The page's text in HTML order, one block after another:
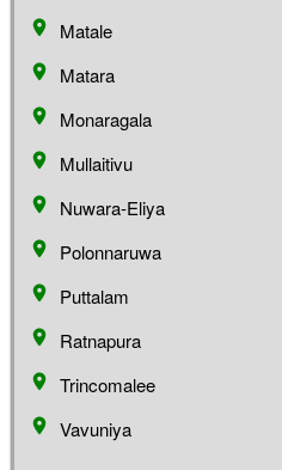
Matale
Matara
Monaragala
Mullaitivu
Nuwara-Eliya
Polonnaruwa
Puttalam
Ratnapura
Trincomalee
Vavuniya